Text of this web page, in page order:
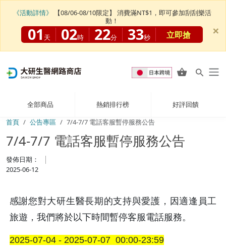
全部商品 熱銷排行榜
好評回饋
首頁
公告專區 7/4-7/7 電話客服暫停服務公告
7/4-7/7 電話客服暫停服務公告
發佈日期：
2025-06-12
感謝您對大研生醫長期的支持與愛護，因適逢員工
旅遊，我們將於以下時間暫停客服電話服務。
2025-07-04 - 2025-07-07  00:00-23:59
《活動詳情》
【08/06-08/10限定】 消費滿NT$1，即可參加刮刮樂活
動！
01 天 02時 22分 33秒 立即搶 ×